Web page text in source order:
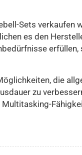
Sets verkaufen
es den
die
zu